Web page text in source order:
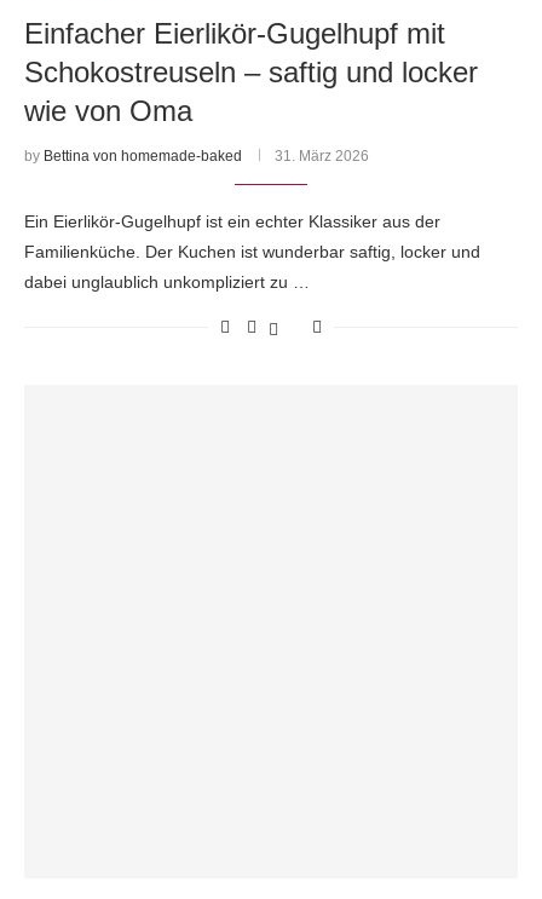
Einfacher Eierlikör-Gugelhupf mit
Schokostreuseln – saftig und locker
wie von Oma
by Bettina von homemade-baked 31. März 2026
Ein Eierlikör-Gugelhupf ist ein echter Klassiker aus der
Familienküche. Der Kuchen ist wunderbar saftig, locker und
dabei unglaublich unkompliziert zu …